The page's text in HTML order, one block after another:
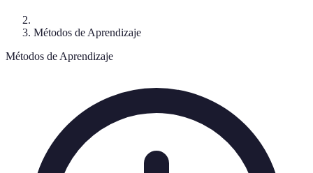
Métodos de Aprendizaje
Métodos de Aprendizaje